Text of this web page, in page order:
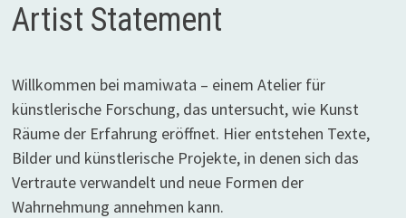
Artist Statement
Willkommen bei mamiwata – einem Atelier für
künstlerische Forschung, das untersucht, wie Kunst
Räume der Erfahrung eröffnet. Hier entstehen Texte,
Bilder und künstlerische Projekte, in denen sich das
Vertraute verwandelt und neue Formen der
Wahrnehmung annehmen kann.